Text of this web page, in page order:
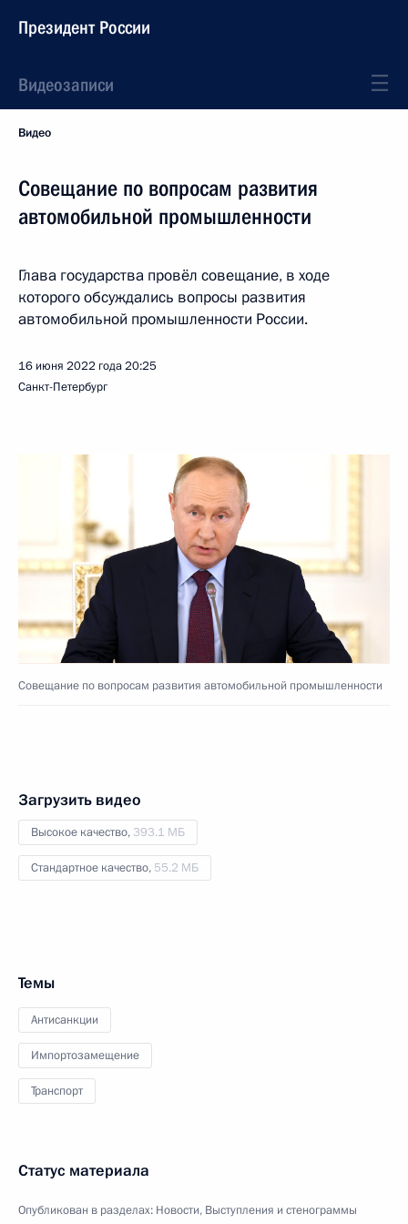
Президент России
Видеозаписи
Видео
Совещание по вопросам развития
автомобильной промышленности
Глава государства провёл совещание, в ходе
которого обсуждались вопросы развития
автомобильной промышленности России.
16 июня 2022 года20:25
Санкт-Петербург
Совещание по вопросам развития автомобильной промышленности
Загрузить видео
Высокое качество, 393.1 МБ
Стандартное качество, 55.2 МБ
Темы
Антисанкции
Импортозамещение
Транспорт
Статус материала
Опубликован в разделах: Новости, Выступления и стенограммы